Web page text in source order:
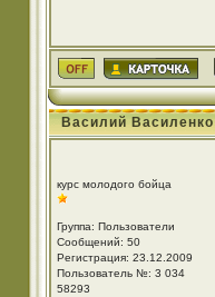
Василий Василенко
курс молодого бойца
Группа: Пользователи
Сообщений: 50
Регистрация: 23.12.2009
Пользователь №: 3 034
58293